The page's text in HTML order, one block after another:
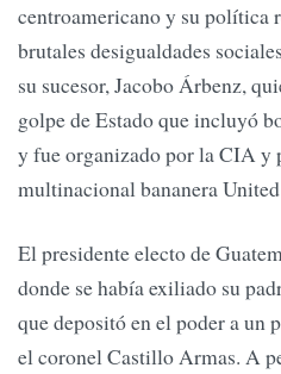
centroamericano y su política
brutales desigualdades
su sucesor, Jacobo Árbenz,
golpe de Estado que incluyó
y fue organizado por la CIA y
multinacional bananera
El presidente electo de
donde se había exiliado su
que depositó en el poder a un
el coronel Castillo Armas. A